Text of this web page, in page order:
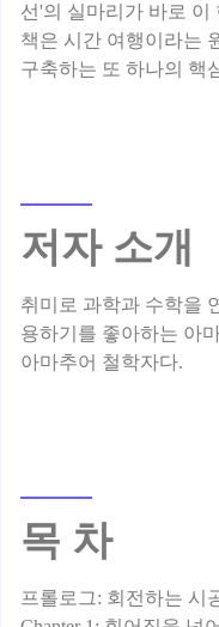
선'의 실마리가 바로 이
책은 시간 여행이라는
저자 소개
취미로 과학과 수학을
용하기를 좋아하는 아
목 차
프롤로그: 회전하는 시